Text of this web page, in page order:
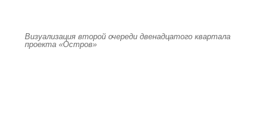
Визуализация второй очереди двенадцатого квартала
проекта «Остров»